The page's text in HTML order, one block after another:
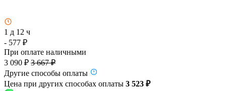
1 д 12 ч
- 577 ₽
При оплате наличными
3 090 ₽ 3 667 ₽
Другие способы оплаты
Цена при других способах оплаты 3 523 ₽